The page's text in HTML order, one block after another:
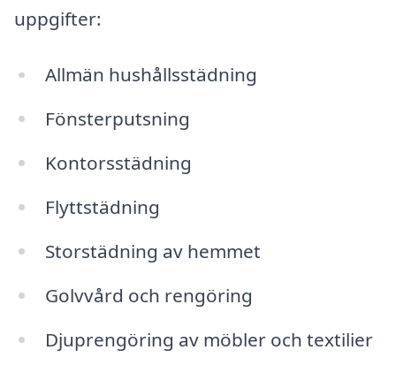
uppgifter:
Allmän hushållsstädning
Fönsterputsning
Kontorsstädning
Flyttstädning
Storstädning av hemmet
Golvvård och rengöring
Djuprengöring av möbler och textilier